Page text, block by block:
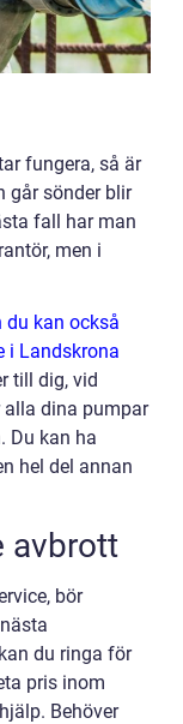
fungera, så är
går sönder blir
fall har man
men i
du kan också
i Landskrona
till dig, vid
alla dina pumpar
Du kan ha
hel del annan
avbrott
bör
du ringa för
pris inom
Behöver